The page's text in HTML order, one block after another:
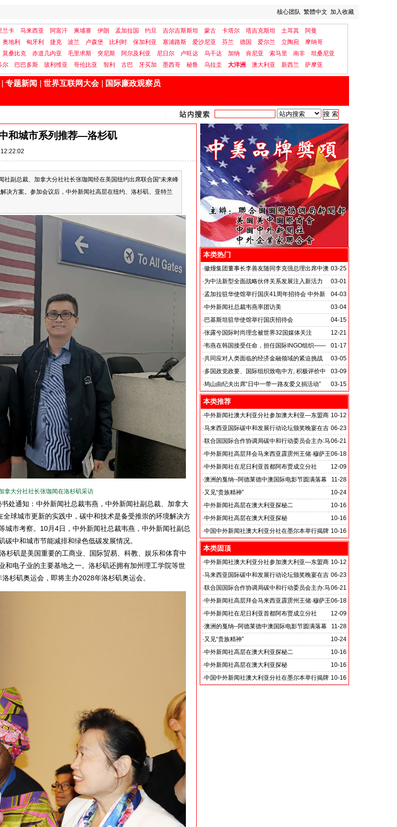
核心团队 繁體中文 加入收藏
兰卡 马来西亚 阿富汗 柬埔寨 伊朗 孟加拉国 约旦 吉尔吉斯斯坦 蒙古 卡塔尔 塔吉克斯坦 土耳其
阿曼
奥地利 匈牙利 捷克 波兰 卢森堡 比利时 保加利亚 塞浦路斯 爱沙尼亚 芬兰 德国 爱尔兰 立陶宛
摩纳哥
莫桑比克 赤道几内亚 毛里求斯 突尼斯 阿尔及利亚 尼日尔 卢旺达 乌干达 加纳 肯尼亚 索马里 南非
坦桑尼亚
尔 巴巴多斯 玻利维亚 哥伦比亚 智利 古巴 牙买加 墨西哥 秘鲁 乌拉圭 大洋洲 澳大利亚 新西兰 萨摩亚
专题新闻 世界互联网大会 国际廉政观察员
和城市系列推荐—洛杉矶
副总裁、加拿大分社社长张珈闻经在美国纽约出席联合国“未来峰
决方案。参加会议后，中外新闻社高层在纽约、洛杉矶、亚特兰
拿大分社社长张珈闻在洛杉矶采访
处通知：中外新闻社总裁韦燕，中外新闻社副总裁、加拿大
球城市更新的实践中，碳中和技术是备受推崇的环境解决方
市考察。10月4日，中外新闻社总裁韦燕，中外新闻社副总
中和城市节能减排和绿色低碳发展情况。
矶是美国重要的工商业、国际贸易、科教、娱乐和体育中
电子业的主要基地之一。洛杉矶还拥有加州理工学院等世
杉矶奥运会，即将主办2028年洛杉矶奥运会。
本类热门
03-25
·徽熳集团董事长李善友随同李克强总理出席中澳
经贸合作论坛
03-01
·为中法新型全面战略伙伴关系发展注入新活力
04-03
·孟加拉驻华使馆举行国庆41周年招待会 中外新
闻社记者应邀出席
03-04
·中外新闻社总裁韦燕率团访美
04-15
· 巴基斯坦驻华使馆举行国庆招待会
12-21
·张露兮国际时尚理念被世界32国媒体关注
01-17
·韦燕在韩国接受任命，担任国际INGO组织——
世界绿色气候机构美国全球世界支援本部执行主席03-05
·共同应对人类面临的经济金融领域的紧迫挑战
03-09
·多国政党政要、国际组织致电中方, 积极评价中
方抗击新冠肺炎疫情取得的成效
03-15
·鸠山由纪夫出席“日中一带一路友爱义捐活动”
本类推荐
10-12
·中外新闻社澳大利亚分社参加澳大利亚—东盟商
务论坛
06-23
·马来西亚国际碳中和发展行动论坛颁奖晚宴在吉
隆坡香格里拉大酒店举行
06-21
·联合国国际合作协调局碳中和行动委员会主办:马
来西亚国际低碳发展行动论坛
主题:促进低碳领域技术交流 深化低碳经济国际合作
06-18
·中外新闻社高层拜会马来西亚霹雳州王储·穆萨王
子
12-09
·中外新闻社在尼日利亚首都阿布贾成立分社
11-28
·澳洲的戛纳--阿德莱德中澳国际电影节圆满落幕
10-24
·又见“贵族精神”
在这个贵族销声匿迹的时代，“贵族的精神”是否应该是
每一个社会追寻的真正宝藏
10-16
·中外新闻社高层在澳大利亚探秘二
10-16
·中外新闻社高层在澳大利亚探秘
10-16
·中国中外新闻社澳大利亚分社在墨尔本举行揭牌
仪式
本类固顶
10-12
·中外新闻社澳大利亚分社参加澳大利亚—东盟商
务论坛
06-23
·马来西亚国际碳中和发展行动论坛颁奖晚宴在吉
隆坡香格里拉大酒店举行
06-21
·联合国国际合作协调局碳中和行动委员会主办:马
来西亚国际低碳发展行动论坛
主题:促进低碳领域技术交流 深化低碳经济国际合作
06-18
·中外新闻社高层拜会马来西亚霹雳州王储·穆萨王
子
12-09
·中外新闻社在尼日利亚首都阿布贾成立分社
11-28
·澳洲的戛纳--阿德莱德中澳国际电影节圆满落幕
10-24
·又见“贵族精神”
在这个贵族销声匿迹的时代，“贵族的精神”是否应该是
每一个社会追寻的真正宝藏
10-16
·中外新闻社高层在澳大利亚探秘二
10-16
·中外新闻社高层在澳大利亚探秘
10-16
·中国中外新闻社澳大利亚分社在墨尔本举行揭牌